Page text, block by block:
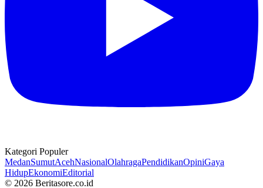
Kategori Populer
MedanSumutAcehNasionalOlahragaPendidikanOpiniGaya
HidupEkonomiEditorial
© 2026 Beritasore.co.id